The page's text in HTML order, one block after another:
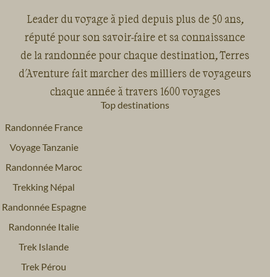
Leader du voyage à pied depuis plus de 50 ans,
réputé pour son savoir-faire et sa connaissance
de la randonnée pour chaque destination, Terres
d'Aventure fait marcher des milliers de voyageurs
chaque année à travers 1600 voyages
Top destinations
Randonnée France
Voyage Tanzanie
Randonnée Maroc
Trekking Népal
Randonnée Espagne
Randonnée Italie
Trek Islande
Trek Pérou